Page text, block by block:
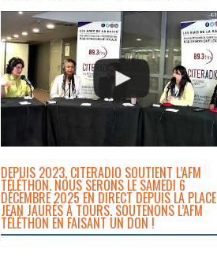
DEPUIS 2023, CITERADIO SOUTIENT L’AFM
TÉLÉTHON. NOUS SERONS LE SAMEDI 6
DÉCEMBRE 2025 EN DIRECT DEPUIS LA PLACE
JEAN JAURÈS À TOURS. SOUTENONS L’AFM
TÉLÉTHON EN FAISANT UN DON !